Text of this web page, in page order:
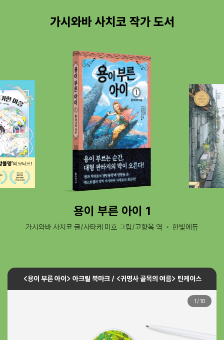
가시와바 사치코 작가 도서
귀명사 골목의 여름
가시와바 사치코 글/사타케 미호 그림/고향옥 역 한빛에듀
<용이 부른 아이> 아크릴 북마크 / <귀명사 골목의 여름> 틴케이스
1 /10